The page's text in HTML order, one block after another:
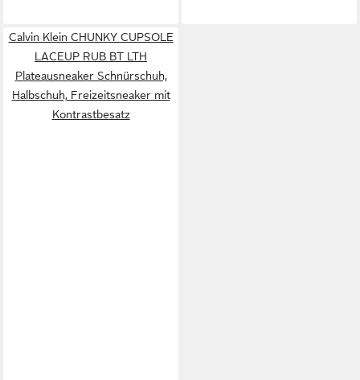
Calvin Klein CHUNKY CUPSOLE
LACEUP RUB BT LTH
Plateausneaker Schnürschuh,
Halbschuh, Freizeitsneaker mit
Kontrastbesatz